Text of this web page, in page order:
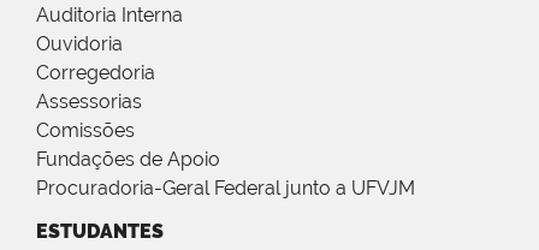
Auditoria Interna
Ouvidoria
Corregedoria
Assessorias
Comissões
Fundações de Apoio
Procuradoria-Geral Federal junto a UFVJM
ESTUDANTES